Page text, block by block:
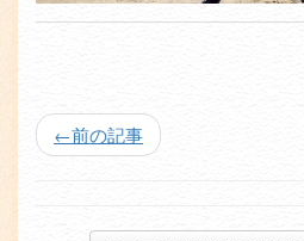
←前の記事